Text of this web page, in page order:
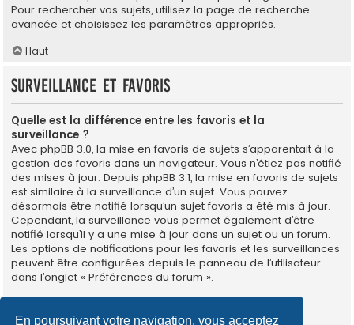
En poursuivant votre navigation, vous acceptez
Pour rechercher vos sujets, utilisez la page de recherche
avancée et choisissez les paramètres appropriés.
Haut
Surveillance et favoris
Quelle est la différence entre les favoris et la
surveillance ?
Avec phpBB 3.0, la mise en favoris de sujets s’apparentait à la
gestion des favoris dans un navigateur. Vous n’étiez pas notifié
des mises à jour. Depuis phpBB 3.1, la mise en favoris de sujets
est similaire à la surveillance d’un sujet. Vous pouvez
désormais être notifié lorsqu’un sujet favoris a été mis à jour.
Cependant, la surveillance vous permet également d’être
notifié lorsqu’il y a une mise à jour dans un sujet ou un forum.
Les options de notifications pour les favoris et les surveillances
peuvent être configurées depuis le panneau de l’utilisateur
dans l’onglet « Préférences du forum ».